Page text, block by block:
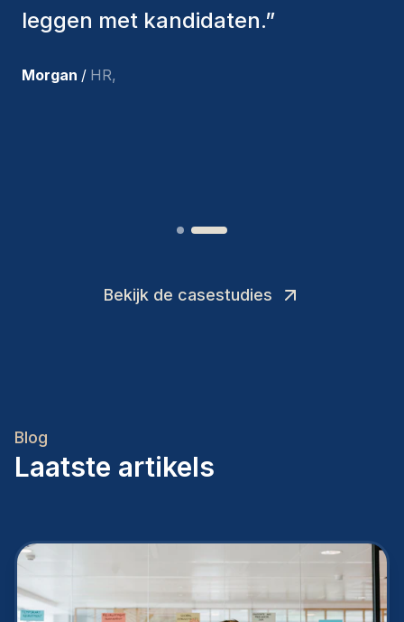
aangenomen, zijn nog steeds bij
tevreden met de recente
Bekijk de casestudies
Blog
Laatste artikels